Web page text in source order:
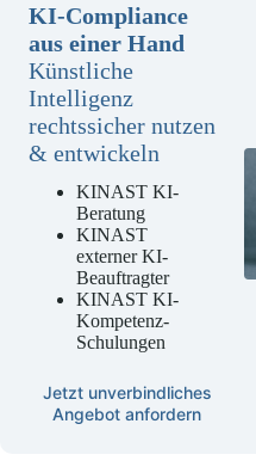
KI-Compliance
aus einer Hand
Künstliche
Intelligenz
rechtssicher nutzen
& entwickeln
KINAST KI-
Beratung
KINAST
externer KI-
Beauftragter
KINAST KI-
Kompetenz-
Schulungen
Jetzt unverbindliches
Angebot anfordern